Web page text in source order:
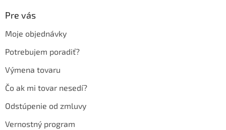
Pre vás
Moje objednávky
Potrebujem poradiť?
Výmena tovaru
Čo ak mi tovar nesedí?
Odstúpenie od zmluvy
Vernostný program